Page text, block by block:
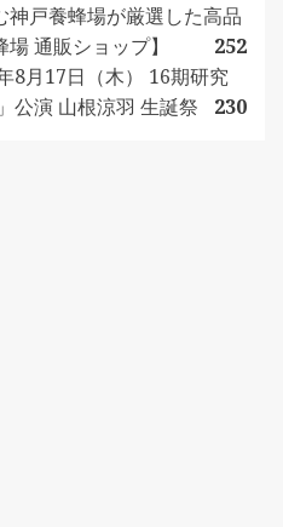
戸養蜂場が厳選した高品
通販ショップ】
252
8月17日（木） 16期研究
公演 山根涼羽 生誕祭
230